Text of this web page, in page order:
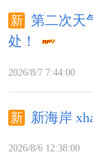
第二次天
处！
2026/8/7 7:44:00
新海岸
2026/8/6 12:38:00